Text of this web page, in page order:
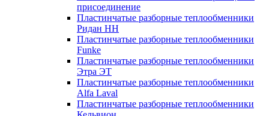
присоединение
Пластинчатые разборные теплообменники
Ридан НН
Пластинчатые разборные теплообменники
Funke
Пластинчатые разборные теплообменники
Этра ЭТ
Пластинчатые разборные теплообменники
Alfa Laval
Пластинчатые разборные теплообменники